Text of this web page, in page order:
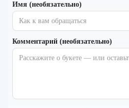
Имя (необязательно)
Комментарий (необязательно)